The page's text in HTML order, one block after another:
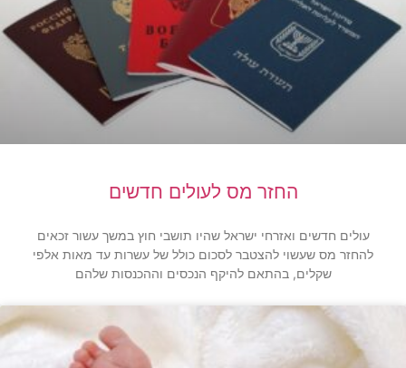
החזר מס לעולים חדשים
עולים חדשים ואזרחי ישראל שהיו תושבי חוץ במשך עשור זכאים
להחזר מס שעשוי להצטבר לסכום כולל של עשרות עד מאות אלפי
שקלים, בהתאם להיקף הנכסים וההכנסות שלהם